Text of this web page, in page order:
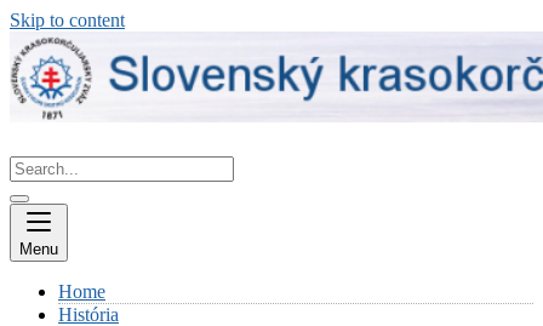
Skip to content
Menu
Home
História